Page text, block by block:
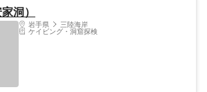
水温10度の水に膝まで浸かるBコース、照明
が一切なく案内人が同行するCコースと選べ
る。合羽やヘッドライトなどのレンタル・販
洞）
岩手県 三陸海岸
ケイビング・洞窟探検